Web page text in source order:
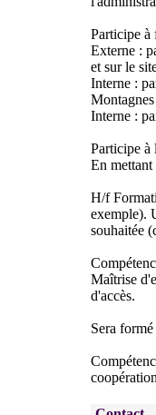
Participe à
Externe :
et sur le
Interne :
Interne :
Participe à
En
H/f
exemple).
souhaitée
Maîtrise
d'accès.
Sera